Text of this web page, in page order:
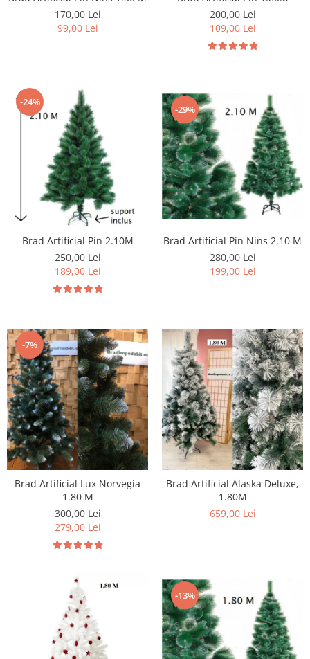
170,00 Lei
99,00 Lei
200,00 Lei
109,00 Lei
-24%
Brad Artificial Pin 2.10M
250,00 Lei
189,00 Lei
-29%
Brad Artificial Pin Nins 2.10 M
280,00 Lei
199,00 Lei
-7%
Brad Artificial Lux Norvegia
1.80 M
300,00 Lei
279,00 Lei
Brad Artificial Alaska Deluxe,
1.80M
659,00 Lei
-13%